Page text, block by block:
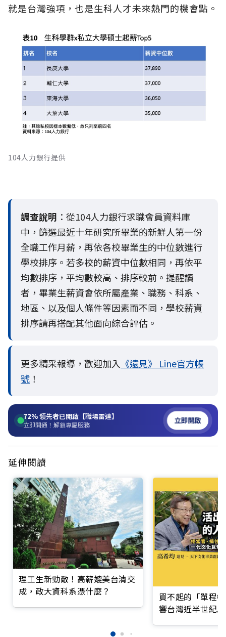
就是台灣強項，也是生科人才未來熱門的機會點。
104人力銀行提供
調查說明 ：從104人力銀行求職會員資料庫
中，篩選最近十年研究所畢業的新鮮人第一份
全職工作月薪，再依各校畢業生的中位數進行
學校排序。若多校的薪資中位數相同，再依平
均數排序，平均數較高、排序較前。提醒讀
者，畢業生薪資會依所屬產業、職務、科系、
地區、以及個人條件等因素而不同，學校薪資
排序請再搭配其他面向綜合評估。
更多精采報導，歡迎加入 《遠見》 Line官方帳
號 ！
72%領先者已開啟【職場雷達】
立即開通！解鎖專屬服務 立即開啟
延伸閱讀
理工生新勁敵！高薪媲美台清交
成，政大資科系憑什麼？
買不起的「單程
響台灣近半世紀